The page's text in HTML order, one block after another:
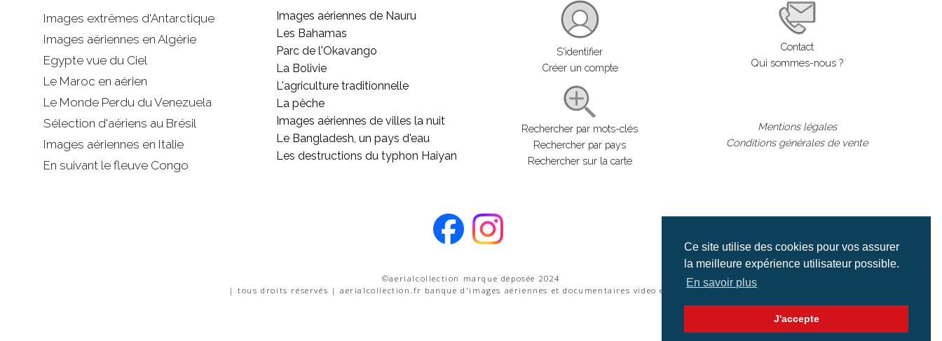
Ce site utilise des cookies pour vos assurer
la meilleure expérience utilisateur possible.
En savoir plus
J'accepte
Images extrêmes d'Antarctique
Images aériennes en Algérie
Egypte vue du Ciel
Le Maroc en aérien
Le Monde Perdu du Venezuela
Sélection d'aériens au Brésil
Images aériennes en Italie
En suivant le fleuve Congo
Images aériennes de Nauru
Les Bahamas
Parc de l'Okavango
La Bolivie
L'agriculture traditionnelle
La pêche
Images aériennes de villes la nuit
Le Bangladesh, un pays d'eau
Les destructions du typhon Haiyan
S'identifier
Créer un compte
Rechercher par mots-clés
Rechercher par pays
Rechercher sur la carte
Contact
Qui sommes-nous ?
Mentions légales
Conditions générales de vente
©aerialcollection marque déposée 2024
| tous droits réservés | aerialcollection.fr banque d'images aériennes et documentaires video et cinéma |